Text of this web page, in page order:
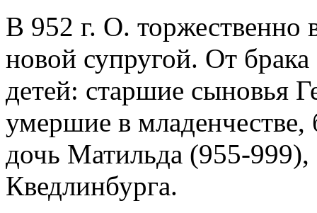
В 952 г. О. торжественно
новой супругой. От
детей: старшие сыновья
умершие в
дочь Матильда (955-999),
Кведлинбурга.